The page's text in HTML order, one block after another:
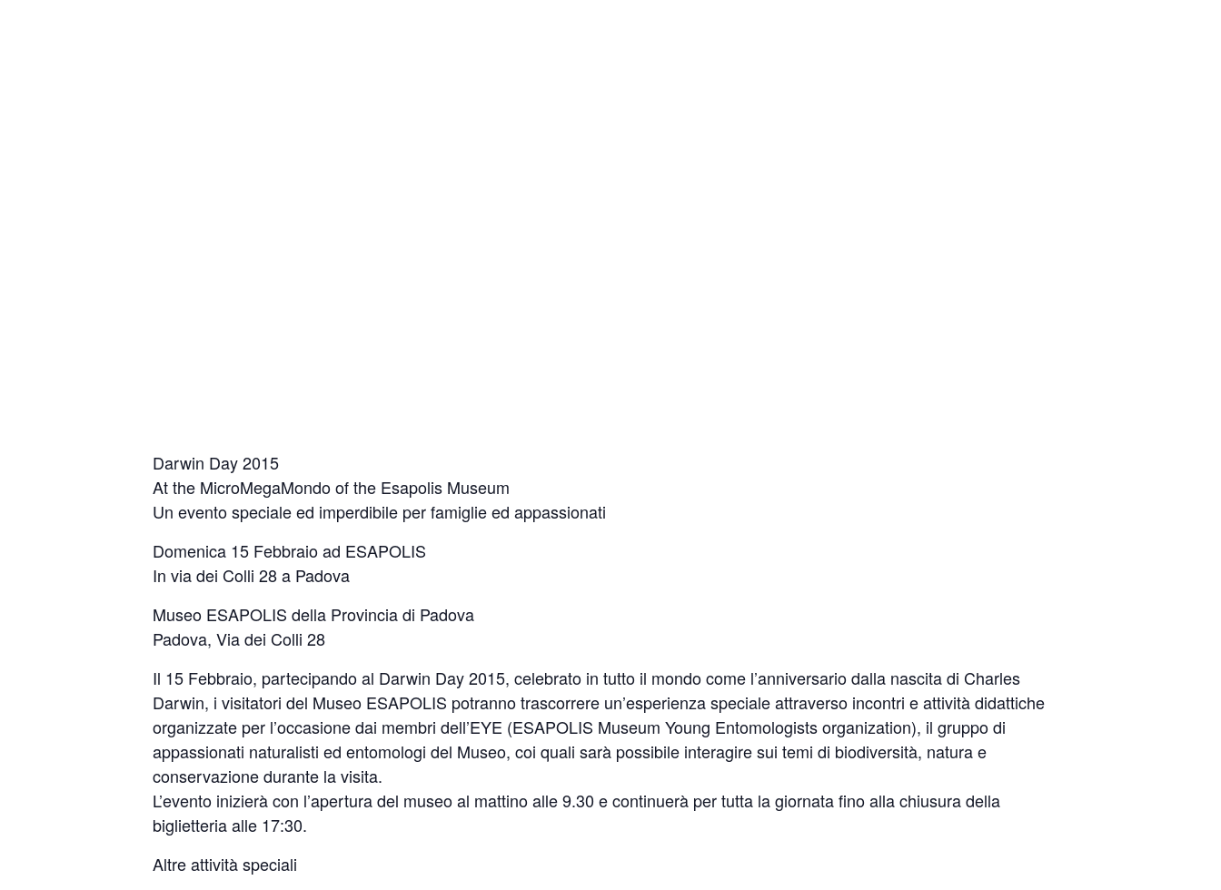
Darwin Day 2015
At the MicroMegaMondo of the Esapolis Museum
Un evento speciale ed imperdibile per famiglie ed appassionati
Domenica 15 Febbraio ad ESAPOLIS
In via dei Colli 28 a Padova
Museo ESAPOLIS della Provincia di Padova
Padova, Via dei Colli 28
Il 15 Febbraio, partecipando al Darwin Day 2015, celebrato in tutto il mondo come l’anniversario dalla nascita di Charles
Darwin, i visitatori del Museo ESAPOLIS potranno trascorrere un’esperienza speciale attraverso incontri e attività didattiche
organizzate per l’occasione dai membri dell’EYE (ESAPOLIS Museum Young Entomologists organization), il gruppo di
appassionati naturalisti ed entomologi del Museo, coi quali sarà possibile interagire sui temi di biodiversità, natura e
conservazione durante la visita.
L’evento inizierà con l’apertura del museo al mattino alle 9.30 e continuerà per tutta la giornata fino alla chiusura della
biglietteria alle 17:30.
Altre attività speciali